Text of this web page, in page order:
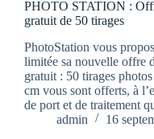
PHOTO STATION :
gratuit de 50 tirages
PhotoStation vous
limitée sa nouvelle offre
gratuit : 50 tirages
cm vous sont offerts, à
de port et de traitement
admin
16